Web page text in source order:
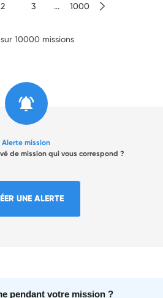
2 3 ... 1000
10000 missions
Alerte mission
de mission qui vous correspond ?
UNE ALERTE
pendant votre mission ?